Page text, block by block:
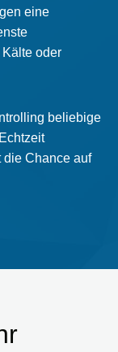
eine
Kälte oder
beliebige
die Chance auf